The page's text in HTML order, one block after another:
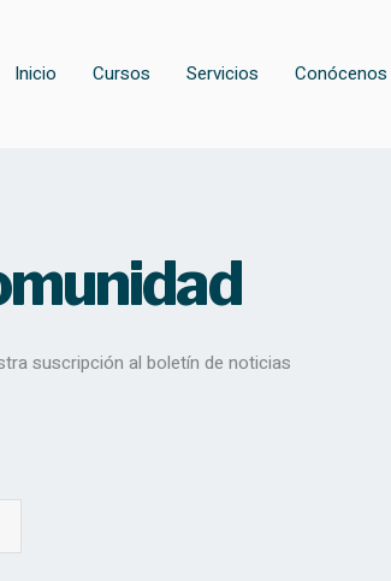
Inicio Cursos Servicios Conócenos
suscripción al boletín de noticias